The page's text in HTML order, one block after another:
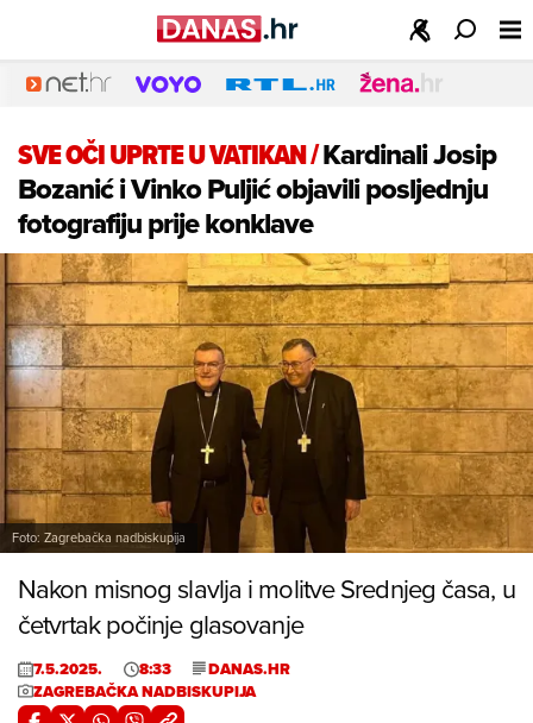
SVE OČI UPRTE U VATIKAN/Kardinali Josip
Bozanić i Vinko Puljić objavili posljednju
fotografiju prije konklave
Foto: Zagrebačka nadbiskupija
Nakon misnog slavlja i molitve Srednjeg časa, u
četvrtak počinje glasovanje
7.5.2025. 8:33
DANAS.HR
ZAGREBAČKA NADBISKUPIJA